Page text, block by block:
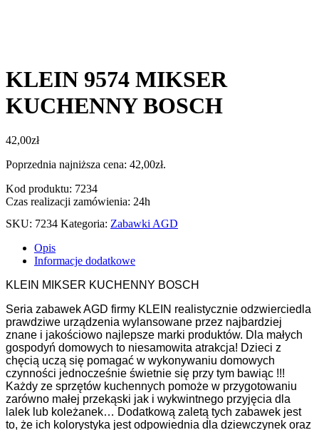
KLEIN 9574 MIKSER
KUCHENNY BOSCH
42,00zł
Poprzednia najniższa cena: 42,00zł.
Kod produktu: 7234
Czas realizacji zamówienia: 24h
SKU: 7234 Kategoria: Zabawki AGD
Opis
Informacje dodatkowe
KLEIN MIKSER KUCHENNY BOSCH
Seria zabawek AGD firmy KLEIN realistycznie odzwierciedla
prawdziwe urządzenia wylansowane przez najbardziej
znane i jakościowo najlepsze marki produktów. Dla małych
gospodyń domowych to niesamowita atrakcja! Dzieci z
chęcią uczą się pomagać w wykonywaniu domowych
czynności jednocześnie świetnie się przy tym bawiąc !!!
Każdy ze sprzętów kuchennych pomoże w przygotowaniu
zarówno małej przekąski jak i wykwintnego przyjęcia dla
lalek lub koleżanek… Dodatkową zaletą tych zabawek jest
to, że ich kolorystyka jest odpowiednia dla dziewczynek oraz